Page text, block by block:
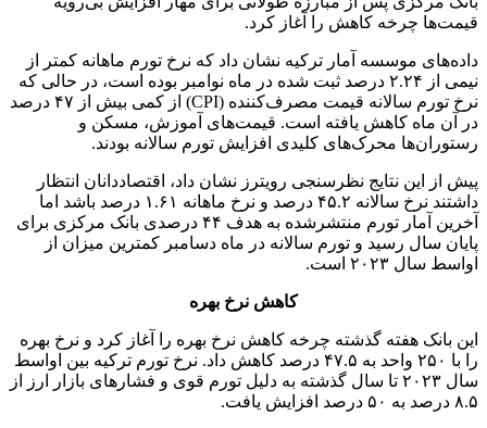
قیمت‌ها چرخه کاهش را آغاز کرد.
داده‌های موسسه آمار ترکیه نشان داد که نرخ تورم ماهانه کمتر از
نیمی از ۲.۲۴ درصد ثبت شده در ماه نوامبر بوده است، در حالی که
نرخ تورم سالانه قیمت مصرف‌کننده (CPI) از کمی بیش از ۴۷ درصد
در آن ماه کاهش یافته است. قیمت‌های آموزش، مسکن و
رستوران‌ها محرک‌های کلیدی افزایش تورم سالانه بودند.
پیش از این نتایج نظرسنجی رویترز نشان داد، اقتصاددانان انتظار
داشتند نرخ سالانه ۴۵.۲ درصد و نرخ ماهانه ۱.۶۱ درصد باشد اما
آخرین آمار تورم منتشرشده به هدف ۴۴ درصدی بانک مرکزی برای
پایان سال رسید و تورم سالانه در ماه دسامبر کمترین میزان از
اواسط سال ۲۰۲۳ است.
کاهش نرخ بهره
این بانک هفته گذشته چرخه کاهش نرخ بهره را آغاز کرد و نرخ بهره
را با ۲۵۰ واحد به ۴۷.۵ درصد کاهش داد. نرخ تورم ترکیه بین اواسط
سال ۲۰۲۳ تا سال گذشته به دلیل تورم قوی و فشارهای بازار ارز از
۸.۵ درصد به ۵۰ درصد افزایش یافت.